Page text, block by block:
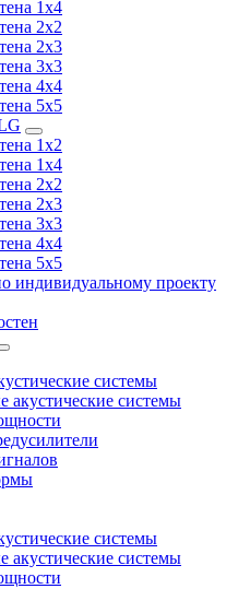
1x4
2x2
2х3
3x3
4x4
5x5
1x2
1x4
2x2
2x3
3x3
4x4
5x5
индивидуальному проекту
системы
акустические системы
системы
акустические системы